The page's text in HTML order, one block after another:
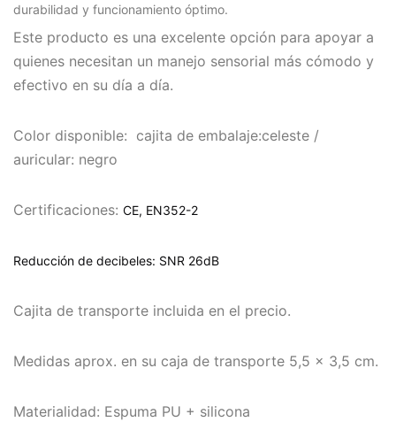
durabilidad y funcionamiento óptimo.
Este producto es una excelente opción para apoyar a
quienes necesitan un manejo sensorial más cómodo y
efectivo en su día a día.
Color disponible: cajita de embalaje:celeste /
auricular: negro
Certificaciones: CE, EN352-2
Reducción de decibeles: SNR 26dB
Cajita de transporte incluida en el precio.
Medidas aprox. en su caja de transporte 5,5 x 3,5 cm.
Materialidad: Espuma PU + silicona